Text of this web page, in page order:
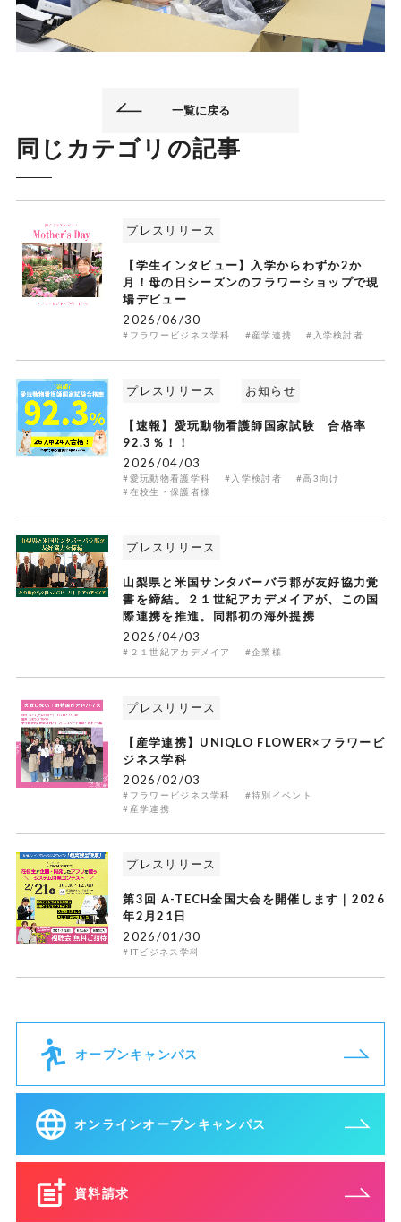
一覧に戻る
同じカテゴリの記事
プレスリリース
【学生インタビュー】入学からわずか2か
月！母の日シーズンのフラワーショップで現
場デビュー
2026/06/30
#フラワービジネス学科 #産学連携 #入学検討者
プレスリリース お知らせ
【速報】愛玩動物看護師国家試験 合格率
92.3％！！
2026/04/03
#愛玩動物看護学科 #入学検討者
#高3向け
#在校生・保護者様
プレスリリース
山梨県と米国サンタバーバラ郡が友好協力覚
書を締結。２１世紀アカデメイアが、この国
際連携を推進。同郡初の海外提携
2026/04/03
#２１世紀アカデメイア #企業様
プレスリリース
【産学連携】UNIQLO FLOWER×フラワービ
ジネス学科
2026/02/03
#フラワービジネス学科
#特別イベント
#産学連携
プレスリリース
第3回 A-TECH全国大会を開催します｜2026
年2月21日
2026/01/30
#ITビジネス学科
オープンキャンパス
オンラインオープンキャンパス
資料請求